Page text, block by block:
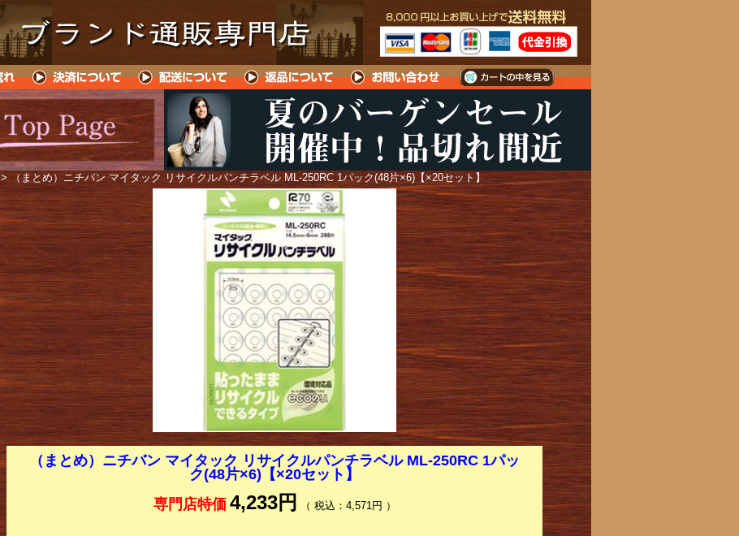
> （まとめ）ニチバン マイタック リサイクルパンチラベル ML-250RC 1パック(48片×6)【×20セット】
（まとめ）ニチバン マイタック リサイクルパンチラベル ML-250RC 1パッ
ク(48片×6)【×20セット】
専門店特価 4,233円 （ 税込：4,571円 ）